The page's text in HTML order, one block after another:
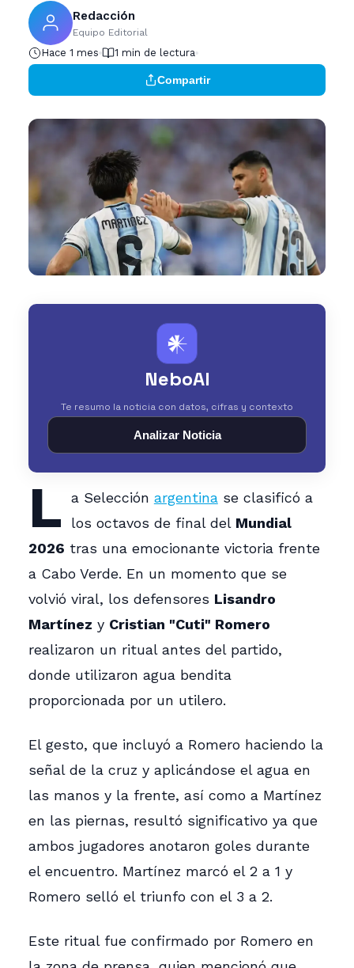
Redacción
Equipo Editorial
Hace 1 mes 1 min de lectura
Compartir
𒀭
NeboAI
Te resumo la noticia con datos, cifras y contexto
Analizar Noticia
L a Selección argentinase clasificó a
los octavos de final del Mundial
2026 tras una emocionante victoria frente
a Cabo Verde. En un momento que se
volvió viral, los defensores Lisandro
Martínez y Cristian "Cuti" Romero
realizaron un ritual antes del partido,
donde utilizaron agua bendita
proporcionada por un utilero.
El gesto, que incluyó a Romero haciendo la
señal de la cruz y aplicándose el agua en
las manos y la frente, así como a Martínez
en las piernas, resultó significativo ya que
ambos jugadores anotaron goles durante
el encuentro. Martínez marcó el 2 a 1 y
Romero selló el triunfo con el 3 a 2.
Este ritual fue confirmado por Romero en